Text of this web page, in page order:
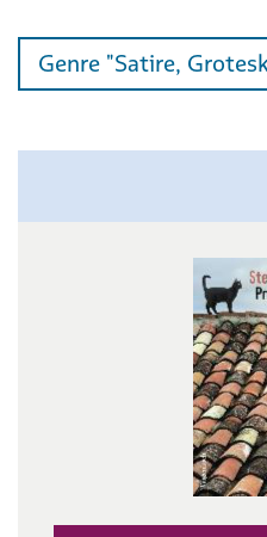
Genre "Satire,